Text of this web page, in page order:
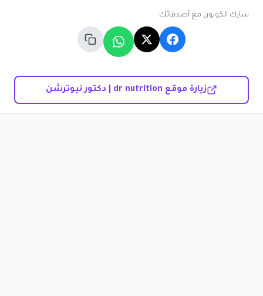
شارك الكوبون مع أصدقائك:
زيارة موقع dr nutrition | دكتور نيوترشن